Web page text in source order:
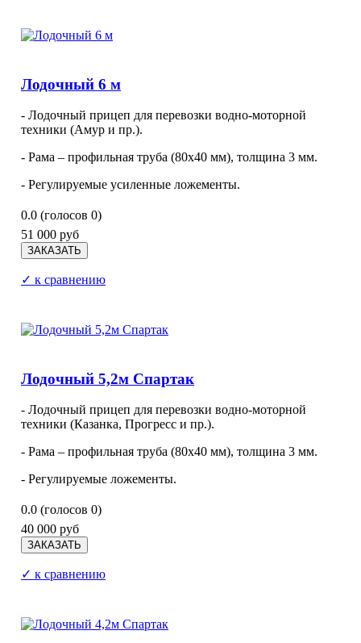
Лодочный 6 м
- Лодочный прицеп для перевозки водно-моторной
техники (Амур и пр.).
- Рама – профильная труба (80х40 мм), толщина 3 мм.
- Регулируемые усиленные ложементы.
0.0 (голосов 0)
51 000 руб
✓ к сравнению
Лодочный 5,2м Спартак
- Лодочный прицеп для перевозки водно-моторной
техники (Казанка, Прогресс и пр.).
- Рама – профильная труба (80х40 мм), толщина 3 мм.
- Регулируемые ложементы.
0.0 (голосов 0)
40 000 руб
✓ к сравнению